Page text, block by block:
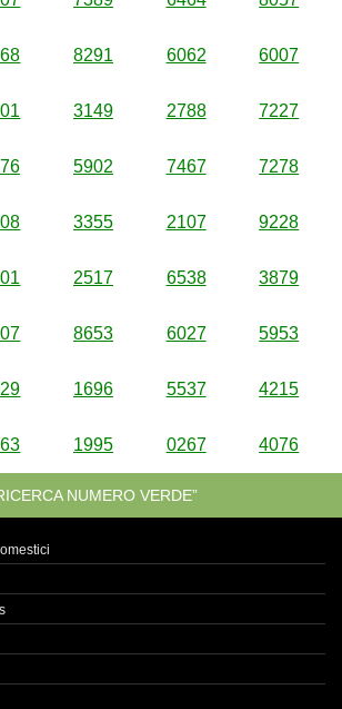
8291 6062 6007
3149 2788 7227
5902 7467 7278
3355 2107 9228
2517 6538 3879
8653 6027 5953
1696 5537 4215
1995 0267 4076
NUMERO VERDE”